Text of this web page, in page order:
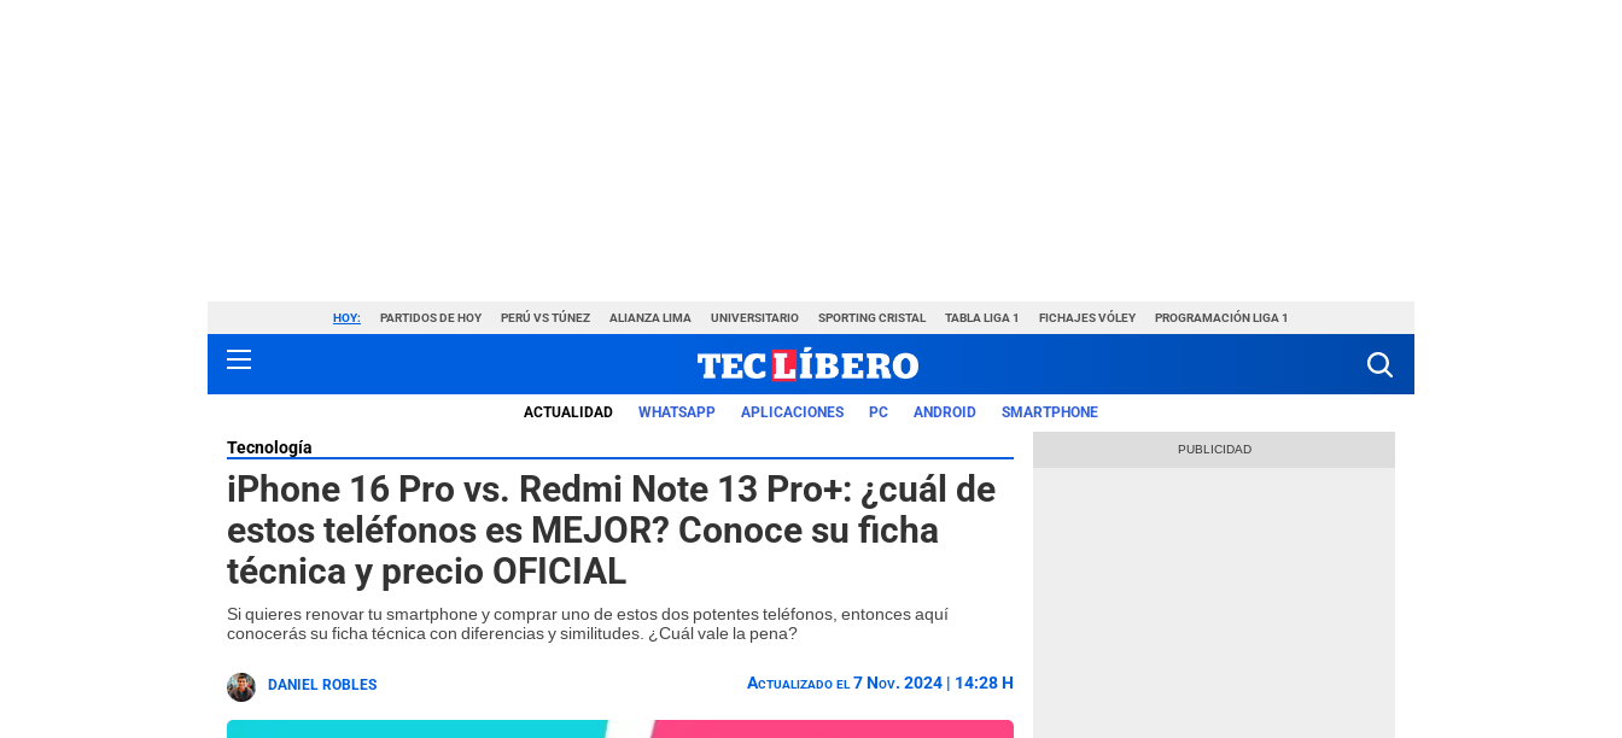
HOY: PARTIDOS DE HOY PERÚ VS TÚNEZ ALIANZA LIMA UNIVERSITARIO SPORTING CRISTAL TABLA LIGA 1 FICHAJES VÓLEY PROGRAMACIÓN LIGA 1
ACTUALIDAD WHATSAPP APLICACIONES PC ANDROID SMARTPHONE
Tecnología
iPhone 16 Pro vs. Redmi Note 13 Pro+: ¿cuál de
estos teléfonos es MEJOR? Conoce su ficha
técnica y precio OFICIAL
Si quieres renovar tu smartphone y comprar uno de estos dos potentes teléfonos, entonces aquí
conocerás su ficha técnica con diferencias y similitudes. ¿Cuál vale la pena?
DANIEL ROBLES Actualizado el 7 Nov. 2024 | 14:28 H